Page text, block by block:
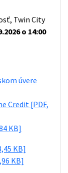
Twin City
o 14:00
úvere
Credit [PDF,
KB]
KB]
KB]